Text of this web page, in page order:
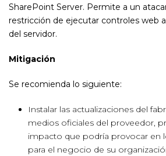
SharePoint Server. Permite a un
restricción de ejecutar controles web
del servidor.
Mitigación
Se recomienda lo siguiente:
Instalar las actualizaciones del
medios oficiales del proveedor,
impacto que podría provocar en
para el negocio de su